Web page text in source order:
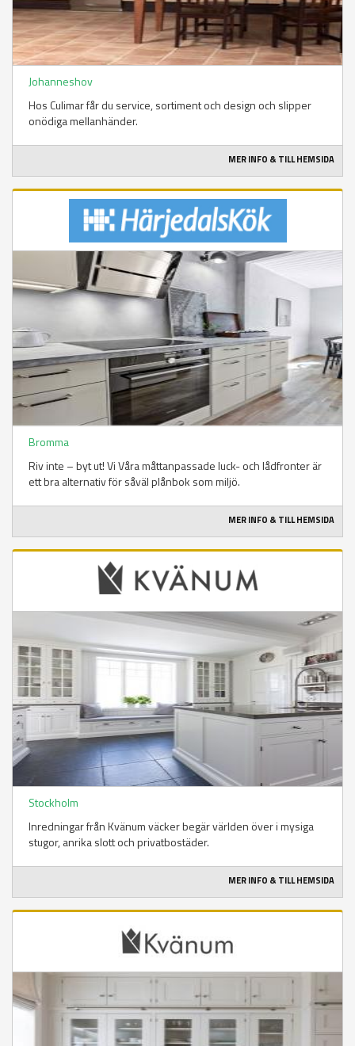
Johanneshov
Hos Culimar får du service, sortiment och design och slipper
onödiga mellanhänder.
MER INFO & TILL HEMSIDA
Bromma
Riv inte – byt ut! Vi Våra måttanpassade luck- och lådfronter är
ett bra alternativ för såväl plånbok som miljö.
MER INFO & TILL HEMSIDA
Stockholm
Inredningar från Kvänum väcker begär världen över i mysiga
stugor, anrika slott och privatbostäder.
MER INFO & TILL HEMSIDA